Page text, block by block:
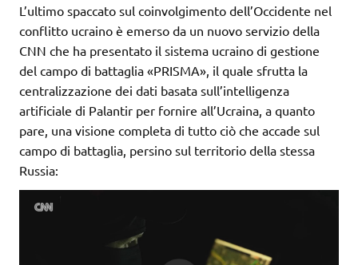
L’ultimo spaccato sul coinvolgimento dell’Occidente nel
conflitto ucraino è emerso da un nuovo servizio della
CNN che ha presentato il sistema ucraino di gestione
del campo di battaglia «PRISMA», il quale sfrutta la
centralizzazione dei dati basata sull’intelligenza
artificiale di Palantir per fornire all’Ucraina, a quanto
pare, una visione completa di tutto ciò che accade sul
campo di battaglia, persino sul territorio della stessa
Russia: